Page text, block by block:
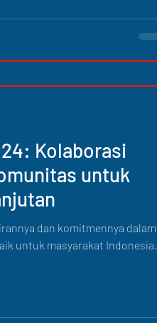
Kolaborasi
untuk
dan komitmennya dalam
untuk masyarakat Indonesia.